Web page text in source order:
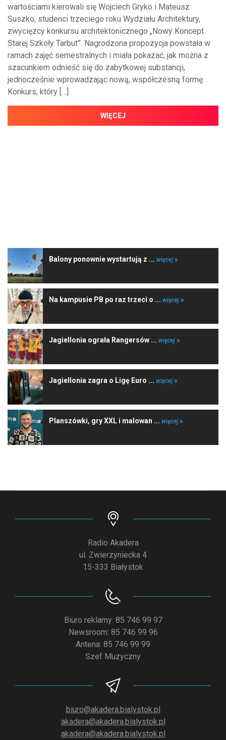
wartościami kierowali się Wojciech Gryko i Mateusz
Suszko, studenci trzeciego roku Wydziału Architektury,
zwycięzcy konkursu architektonicznego „Nowy Koncept
Starej Szkoły Tarbut”. Nagrodzona propozycja powstała w
ramach zajęć semestralnych i miała pokazać, jak można z
szacunkiem odnieść się do zabytkowej substancji,
jednocześnie wprowadzając nową, współczesną formę.
Konkurs, który […]
WIĘCEJ
Balony ponownie wystartują z ... więcej
Na kampusie PB po raz trzeci o ... więcej
Jagiellonia ograła Rangersów ... więcej
Jagiellonia zagra o Ligę Euro ... więcej
Planszówki, gry XXL i malowan ... więcej
Radio Akadera
ul. Zwierzyniecka 4
15-333 Białystok
Biuro reklamy: 85 746 99 97
Newsroom: 85 746 99 96
Antena: 85 746 99 99
Szef Muzyczny
biuro@akadera.bialystok.pl
akadera@akadera.bialystok.pl
akadera@akadera.bialystok.pl